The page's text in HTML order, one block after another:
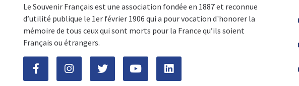
Le Souvenir Français est une association fondée en 1887 et reconnue
d’utilité publique le 1er février 1906 qui a pour vocation d'honorer la
mémoire de tous ceux qui sont morts pour la France qu’ils soient
Français ou étrangers.